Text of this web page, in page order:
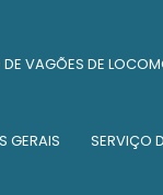
VAGÕES DE
GERAIS SERVIÇO
Empresa de